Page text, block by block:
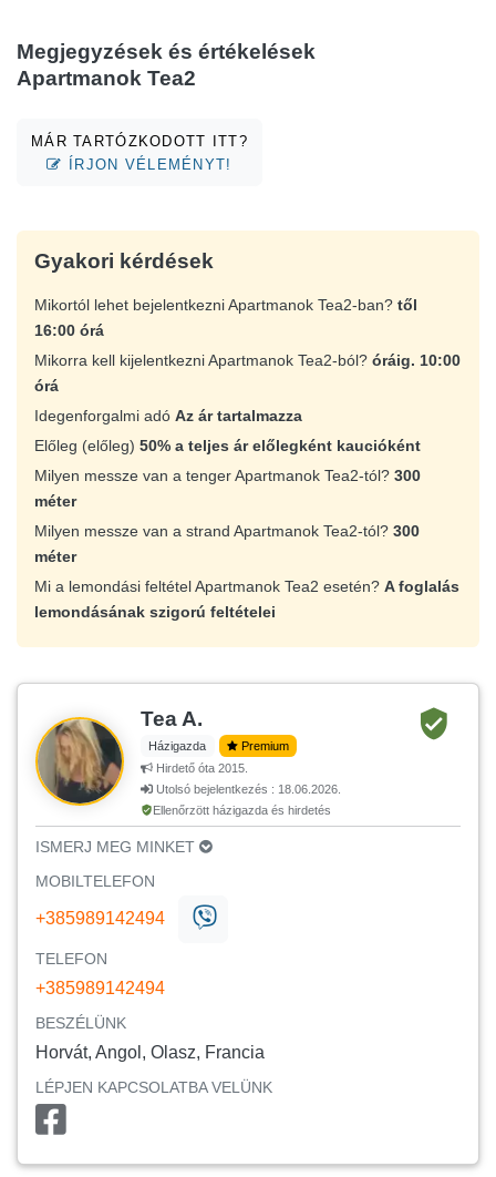
Megjegyzések és értékelések
Apartmanok Tea2
MÁR TARTÓZKODOTT ITT?
ÍRJON VÉLEMÉNYT!
Gyakori kérdések
Mikortól lehet bejelentkezni Apartmanok Tea2-ban? től
16:00 órá
Mikorra kell kijelentkezni Apartmanok Tea2-ból? óráig. 10:00
órá
Idegenforgalmi adó Az ár tartalmazza
Előleg (előleg) 50% a teljes ár előlegként kaucióként
Milyen messze van a tenger Apartmanok Tea2-tól? 300
méter
Milyen messze van a strand Apartmanok Tea2-tól? 300
méter
Mi a lemondási feltétel Apartmanok Tea2 esetén? A foglalás
lemondásának szigorú feltételei
Tea A.
Házigazda
Premium
Hirdető óta 2015.
Utolsó bejelentkezés : 18.06.2026.
Ellenőrzött házigazda és hirdetés
ISMERJ MEG MINKET
MOBILTELEFON
+385989142494
TELEFON
+385989142494
BESZÉLÜNK
Horvát, Angol, Olasz, Francia
LÉPJEN KAPCSOLATBA VELÜNK